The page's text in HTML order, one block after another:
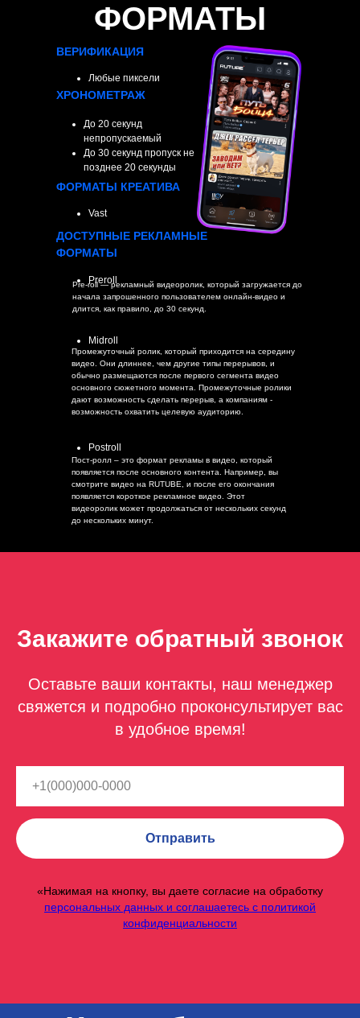
ФОРМАТЫ
ВЕРИФИКАЦИЯ
До 20 секунд
непропускаемый
До 30 секунд пропуск не
позднее 20 секунды
ХРОНОМЕТРАЖ
ФОРМАТЫ КРЕАТИВА
ДОСТУПНЫЕ РЕКЛАМНЫЕ
ФОРМАТЫ
Любые пиксели
Vast
Preroll
Pre-roll — рекламный видеоролик, который загружается до
начала запрошенного пользователем онлайн-видео и
длится, как правило, до 30 секунд.
Промежуточный ролик, который приходится на середину
видео. Они длиннее, чем другие типы перерывов, и
обычно размещаются после первого сегмента видео
основного сюжетного момента. Промежуточные ролики
дают возможность сделать перерыв, а компаниям -
возможность охватить целевую аудиторию.
Пост-ролл – это формат рекламы в видео, который
появляется после основного контента. Например, вы
смотрите видео на RUTUBE, и после его окончания
появляется короткое рекламное видео. Этот
видеоролик может продолжаться от нескольких секунд
до нескольких минут.
Midroll
Postroll
Закажите обратный звонок
Оставьте ваши контакты, наш менеджер
свяжется и подробно проконсультирует вас
в удобное время!
Отправить
«Нажимая на кнопку, вы даете согласие на обработку
персональных данных и соглашаетесь c политикой
конфиденциальности